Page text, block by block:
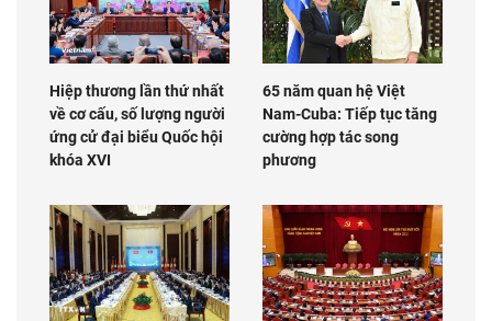
Hiệp thương lần thứ nhất
về cơ cấu, số lượng người
ứng cử đại biểu Quốc hội
khóa XVI
65 năm quan hệ Việt
Nam-Cuba: Tiếp tục tăng
cường hợp tác song
phương